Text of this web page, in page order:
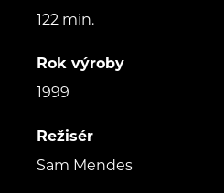
122 min.
Rok výroby
1999
Režisér
Sam Mendes